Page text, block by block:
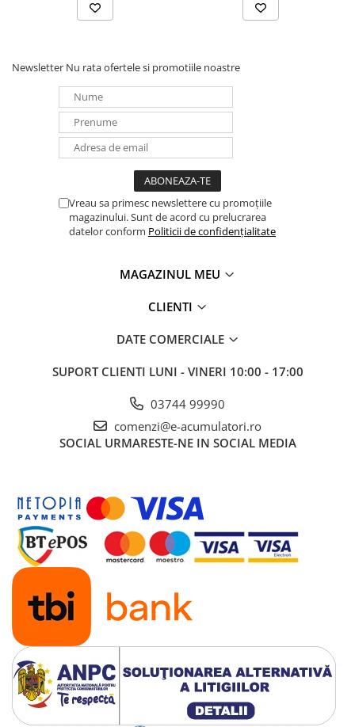
Newsletter Nu rata ofertele si promotiile noastre
Vreau sa primesc newslettere cu promoțiile
magazinului. Sunt de acord cu prelucrarea
datelor conform Politicii de confidențialitate
MAGAZINUL MEU
CLIENTI
DATE COMERCIALE
SUPORT CLIENTI LUNI - VINERI 10:00 - 17:00
03744 99990
comenzi@e-acumulatori.ro
SOCIAL URMARESTE-NE IN SOCIAL MEDIA